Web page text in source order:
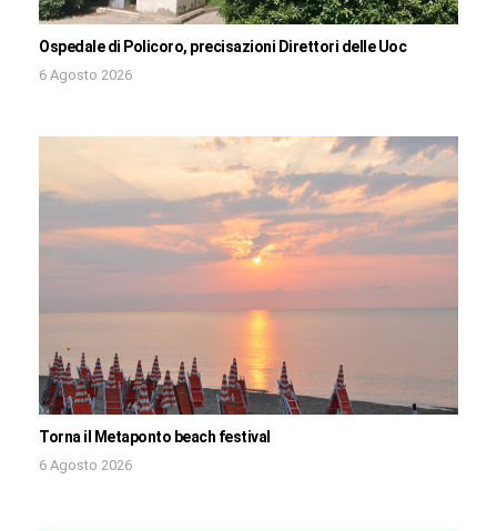
Ospedale di Policoro, precisazioni Direttori delle Uoc
6 Agosto 2026
Torna il Metaponto beach festival
6 Agosto 2026